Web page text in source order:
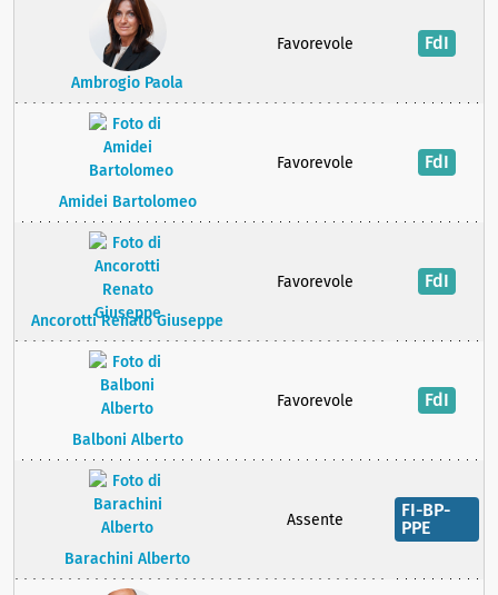
Ambrogio Paola
Favorevole FdI
Amidei Bartolomeo
Favorevole FdI
Ancorotti Renato Giuseppe
Favorevole FdI
Balboni Alberto
Favorevole FdI
Barachini Alberto
Assente
FI-BP-
PPE